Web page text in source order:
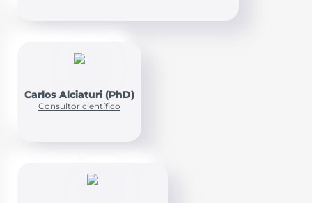
Carlos Alciaturi (PhD)
Consultor científico